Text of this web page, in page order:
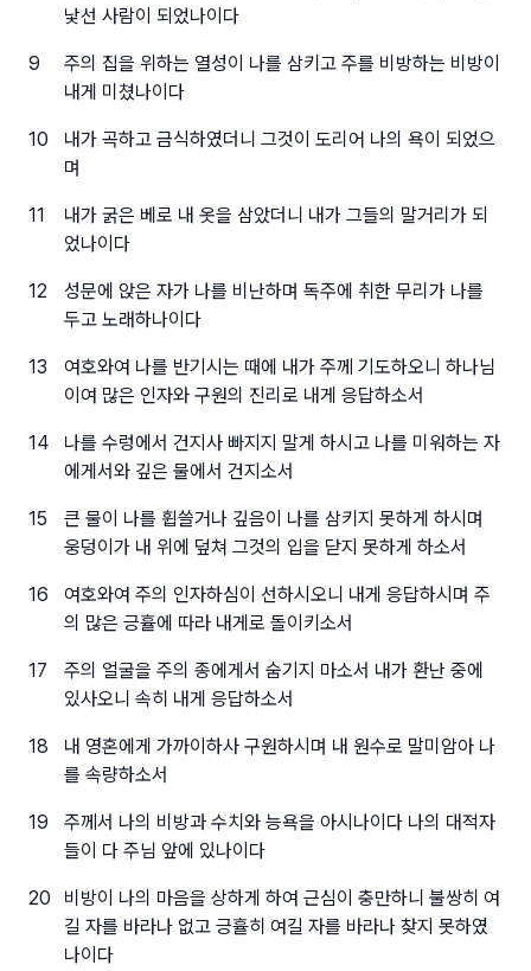
낯선 사람이 되었나이다
9
주의 집을 위하는 열성이 나를 삼키고 주를 비방하는 비방이
내게 미쳤나이다
10
내가 곡하고 금식하였더니 그것이 도리어 나의 욕이 되었으
며
11
내가 굵은 베로 내 옷을 삼았더니 내가 그들의 말거리가 되
었나이다
12
성문에 앉은 자가 나를 비난하며 독주에 취한 무리가 나를
두고 노래하나이다
13
여호와여 나를 반기시는 때에 내가 주께 기도하오니 하나님
이여 많은 인자와 구원의 진리로 내게 응답하소서
14
나를 수렁에서 건지사 빠지지 말게 하시고 나를 미워하는 자
에게서와 깊은 물에서 건지소서
15
큰 물이 나를 휩쓸거나 깊음이 나를 삼키지 못하게 하시며
웅덩이가 내 위에 덮쳐 그것의 입을 닫지 못하게 하소서
16
여호와여 주의 인자하심이 선하시오니 내게 응답하시며 주
의 많은 긍휼에 따라 내게로 돌이키소서
17
주의 얼굴을 주의 종에게서 숨기지 마소서 내가 환난 중에
있사오니 속히 내게 응답하소서
18
내 영혼에게 가까이하사 구원하시며 내 원수로 말미암아 나
를 속량하소서
19
주께서 나의 비방과 수치와 능욕을 아시나이다 나의 대적자
들이 다 주님 앞에 있나이다
20
비방이 나의 마음을 상하게 하여 근심이 충만하니 불쌍히 여
길 자를 바라나 없고 긍휼히 여길 자를 바라나 찾지 못하였
나이다